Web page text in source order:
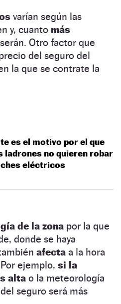
varían según las
y, cuanto más
serán. Otro factor que
del seguro del
la que se contrate la
es el motivo por el que
ladrones no quieren robar
eléctricos
de la zona por la que
donde se haya
afecta a la hora
ejemplo, si la
alta o la meteorología
seguro será más